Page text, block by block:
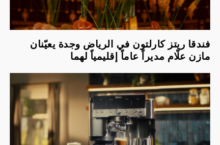
فندقا ريتز كارلتون في الرياض وجدة يعيّنان
مازن علّام مديراً عاماً إقليمياً لهما